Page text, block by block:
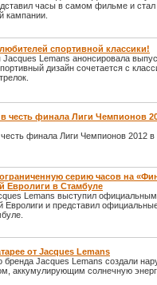
часы в самом фильме и стал
кампании.
спортивной классики!
Lemans анонсировала
дизайн сочетается с
честь финала Лиги Чемпионов
финала Лиги Чемпионов 2012
серию часов на
Евролиги в Стамбуле
Lemans выступил официальным
Евролиги и представил
от Jacques Lemans
бренда Jacques Lemans создали
аккумулирующим солнечную